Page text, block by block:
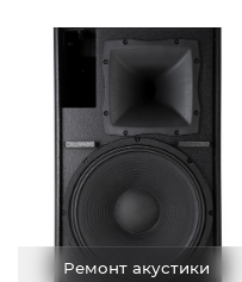
Ремонт акустики